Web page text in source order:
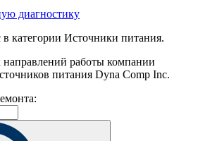
диагностику
категории Источники питания.
работы компании
питания Dyna Comp Inc.